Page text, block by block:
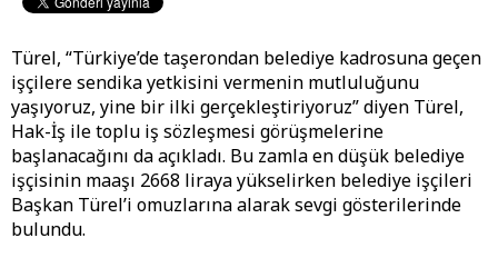
Türel, “Türkiye’de taşerondan belediye kadrosuna geçen
işçilere sendika yetkisini vermenin mutluluğunu
yaşıyoruz, yine bir ilki gerçekleştiriyoruz” diyen Türel,
Hak-İş ile toplu iş sözleşmesi görüşmelerine
başlanacağını da açıkladı. Bu zamla en düşük belediye
işçisinin maaşı 2668 liraya yükselirken belediye işçileri
Başkan Türel’i omuzlarına alarak sevgi gösterilerinde
bulundu.